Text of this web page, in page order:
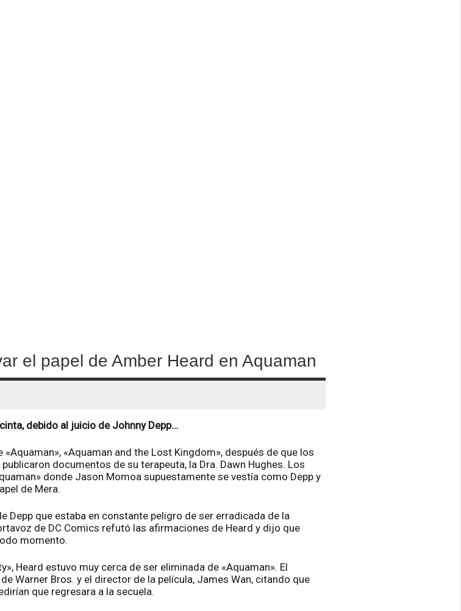
el papel de Amber Heard en Aquaman
debido al juicio de Johnny Depp…
«Aquaman and the Lost Kingdom», después de que los
documentos de su terapeuta, la Dra. Dawn Hughes. Los
donde Jason Momoa supuestamente se vestía como Depp y
de Mera.
que estaba en constante peligro de ser erradicada de la
de DC Comics refutó las afirmaciones de Heard y dijo que
momento.
Heard estuvo muy cerca de ser eliminada de «Aquaman». El
Warner Bros. y el director de la película, James Wan, citando que
que regresara a la secuela.